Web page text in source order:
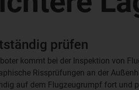
prüfen
kommt bei der Inspektion von
Rissprüfungen an der
auf dem Flugzeugrumpf fort und